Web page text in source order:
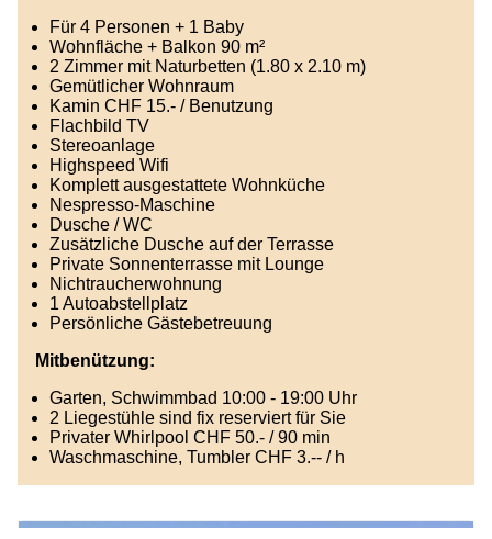
Für 4 Personen + 1 Baby
Wohnfläche + Balkon 90 m²
2 Zimmer mit Naturbetten (1.80 x 2.10 m)
Gemütlicher Wohnraum
Kamin CHF 15.- / Benutzung
Flachbild TV
Stereoanlage
Highspeed Wifi
Komplett ausgestattete Wohnküche
Nespresso-Maschine
Dusche / WC
Zusätzliche Dusche auf der Terrasse
Private Sonnenterrasse mit Lounge
Nichtraucherwohnung
1 Autoabstellplatz
Persönliche Gästebetreuung
Mitbenützung:
Garten, Schwimmbad 10:00 - 19:00 Uhr
2 Liegestühle sind fix reserviert für Sie
Privater Whirlpool CHF 50.- / 90 min
Waschmaschine, Tumbler CHF 3.-- / h